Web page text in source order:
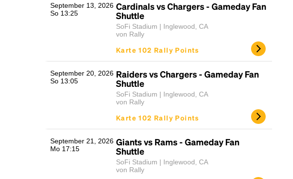
September 13, 2026
So 13:25
Cardinals vs Chargers - Gameday Fan
Shuttle
SoFi Stadium | Inglewood, CA
von Rally
Karte 102 Rally Points
September 20, 2026
So 13:05
Raiders vs Chargers - Gameday Fan
Shuttle
SoFi Stadium | Inglewood, CA
von Rally
Karte 102 Rally Points
September 21, 2026
Mo 17:15
Giants vs Rams - Gameday Fan
Shuttle
SoFi Stadium | Inglewood, CA
von Rally